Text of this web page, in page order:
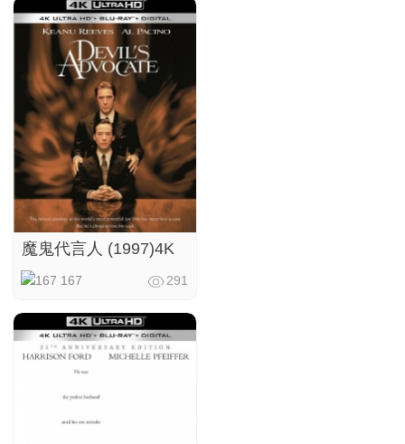
魔鬼代言人 (1997)4K
167 291